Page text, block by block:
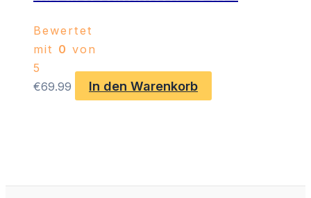
Bewertet
mit 0 von
5
€69.99 In den Warenkorb